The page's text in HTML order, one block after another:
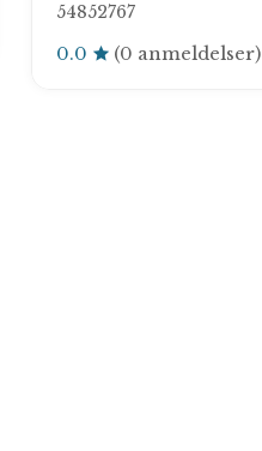
54852767
0.0 (0 anmeldelser)